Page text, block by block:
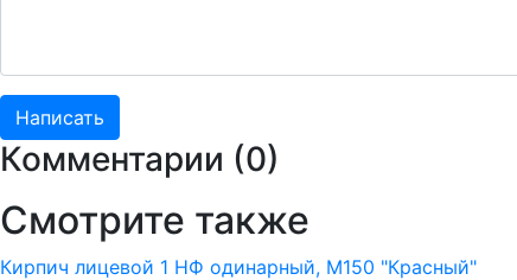
Комментарии (0)
Смотрите также
Кирпич лицевой 1 НФ одинарный, M150 "Красный"